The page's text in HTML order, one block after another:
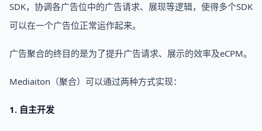
SDK，协调各广告位中的广告请求、展现等逻辑，使得多个SDK
可以在一个广告位正常运作起来。
广告聚合的终目的是为了提升广告请求、展示的效率及eCPM。
Mediaiton（聚合）可以通过两种方式实现：
1. 自主开发